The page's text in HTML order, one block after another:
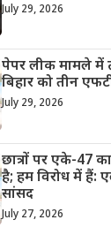
July 29, 2026
पेपर लीक मामले में
बिहार को तीन
July 29, 2026
छात्रों पर एके-47
है; हम विरोध में हैं:
सांसद
July 27, 2026